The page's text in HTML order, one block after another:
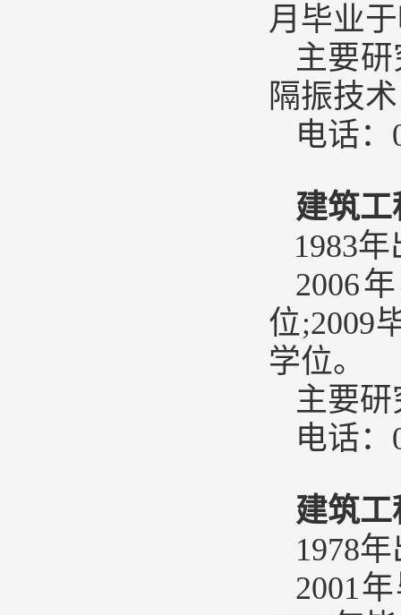
月毕业
主要
隔振技术
电话：
建筑
1983
2006
位;2009
学位。
主要
电话：
建筑
1978
2001